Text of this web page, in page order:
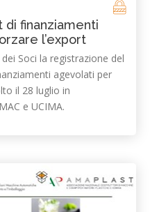
di finanziamenti
l’export
Soci la registrazione del
agevolati per
il 28 luglio in
e UCIMA.